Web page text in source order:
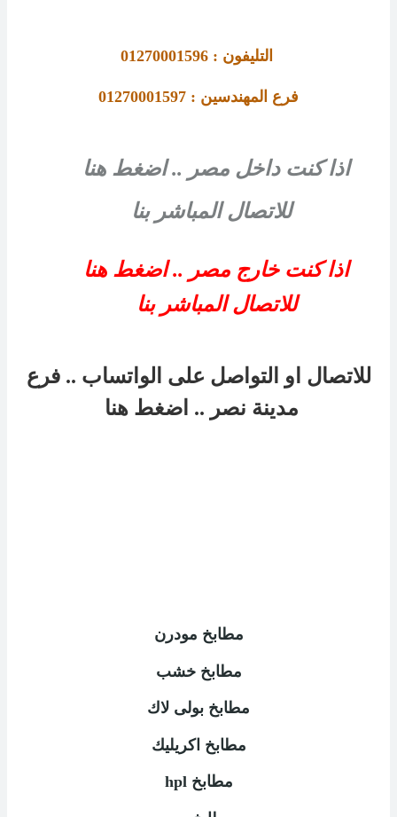
التليفون : 01270001596
فرع المهندسين : 01270001597
اذا كنت داخل مصر .. اضغط هنا
للاتصال المباشر بنا
اذا كنت خارج مصر .. اضغط هنا
للاتصال المباشر بنا
للاتصال او التواصل على الواتساب .. فرع
مدينة نصر .. اضغط هنا
مطابخ مودرن
مطابخ خشب
مطابخ بولى لاك
مطابخ اكريليك
hpl مطابخ